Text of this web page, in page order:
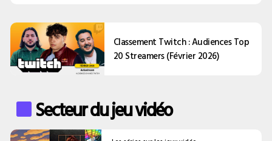
Classement Twitch : Audiences Top
20 Streamers (Février 2026)
Secteur du jeu vidéo